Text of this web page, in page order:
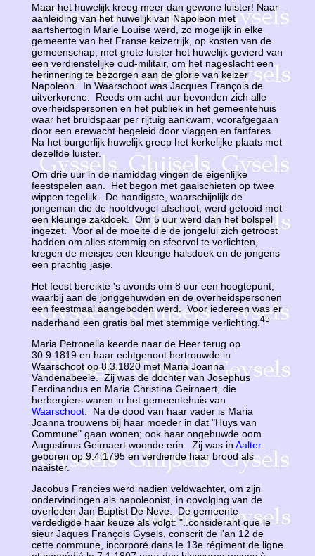
Maar het huwelijk kreeg meer dan gewone luister! Naar
aanleiding van het huwelijk van Napoleon met
aartshertogin Marie Louise werd, zo mogelijk in elke
gemeente van het Franse keizerrijk, op kosten van de
gemeenschap, met grote luister het huwelijk gevierd van
een verdienstelijke oud-militair, om het nageslacht een
herinnering te bezorgen aan de glorie van keizer
Napoleon. In Waarschoot was Jacques François de
uitverkorene. Reeds om acht uur bevonden zich alle
overheidspersonen en het publiek in het gemeentehuis
waar het bruidspaar per rijtuig aankwam, voorafgegaan
door een erewacht begeleid door vlaggen en fanfares.
Na het burgerlijk huwelijk greep het kerkelijke plaats met
dezelfde luister.
Om drie uur in de namiddag vingen de eigenlijke
feestspelen aan. Het begon met gaaischieten op twee
wippen tegelijk. De handigste, waarschijnlijk de
jongeman die de hoofdvogel afschoot, werd getooid met
een kleurige zakdoek. Om 5 uur werd dan het bolspel
ingezet. Voor al de moeite die de jongelui zich getroost
hadden om alles stemmig en sfeervol te verlichten,
kregen de meisjes een kleurige halsdoek en de jongens
een prachtig jasje.
Het feest bereikte 's avonds om 8 uur een hoogtepunt,
waarbij aan de jonggehuwden en de overheidspersonen
een feestmaal aangeboden werd. Voor iedereen was er
naderhand een gratis bal met stemmige verlichting.45
Maria Petronella keerde naar de Heer terug op
30.9.1819 en haar echtgenoot hertrouwde in
Waarschoot op 8.3.1820 met Maria Joanna
Vandenabeele. Zij was de dochter van Josephus
Ferdinandus en Maria Christina Geirnaert, die
herbergiers waren in het gemeentehuis van
Waarschoot. Na de dood van haar vader is Maria
Joanna trouwens bij haar moeder in dat "Huys van
Commune" gaan wonen; ook haar ongehuwde oom
Augustinus Geirnaert woonde erin. Zij was in Aalter
geboren op 9.4.1795 en verdiende haar brood als
naaister.
Jacobus Francies werd nadien veldwachter, om zijn
ondervindingen als napoleonist, in opvolging van de
overleden Jan Baptist De Neve. De gemeente
verdedigde haar keuze als volgt: "..considerant que le
sieur Jaques François Gysels, conscrit de l'an 12 de
cette commune, incorporé dans le 13e régiment de ligne